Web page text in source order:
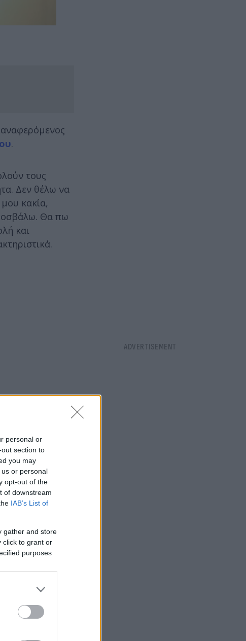
personal or
section to
you may
or personal
opt-out of the
of downstream
IAB’s List of
gather and store
click to grant or
purposes
αναφερόμενος
.
τους
Δεν θέλω να
κακία,
Θα πω
και